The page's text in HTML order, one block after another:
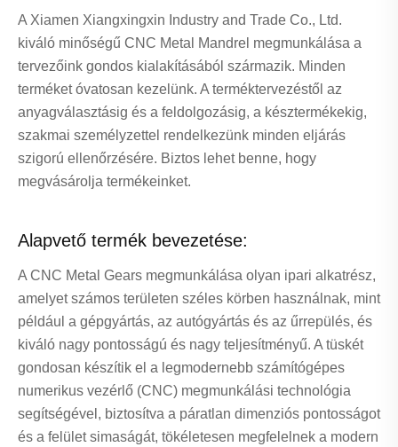
A Xiamen Xiangxingxin Industry and Trade Co., Ltd.
kiváló minőségű CNC Metal Mandrel megmunkálása a
tervezőink gondos kialakításából származik. Minden
terméket óvatosan kezelünk. A terméktervezéstől az
anyagválasztásig és a feldolgozásig, a késztermékekig,
szakmai személyzettel rendelkezünk minden eljárás
szigorú ellenőrzésére. Biztos lehet benne, hogy
megvásárolja termékeinket.
Alapvető termék bevezetése:
A CNC Metal Gears megmunkálása olyan ipari alkatrész,
amelyet számos területen széles körben használnak, mint
például a gépgyártás, az autógyártás és az űrrepülés, és
kiváló nagy pontosságú és nagy teljesítményű. A tüskét
gondosan készítik el a legmodernebb számítógépes
numerikus vezérlő (CNC) megmunkálási technológia
segítségével, biztosítva a páratlan dimenziós pontosságot
és a felület simaságát, tökéletesen megfelelnek a modern